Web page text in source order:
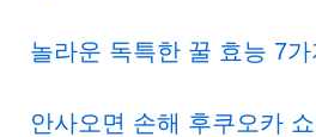
놀라운 독특한 꿀 효능 7
안사오면 손해 후쿠오카